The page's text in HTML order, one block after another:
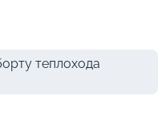
теплохода